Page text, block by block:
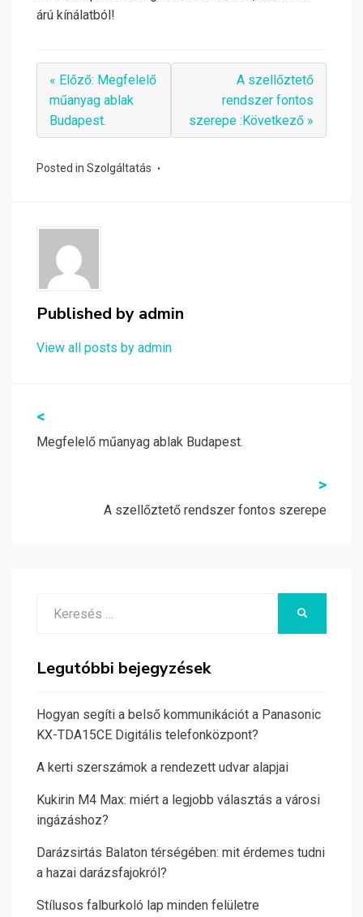
árú kínálatból!
« Előző: Megfelelő
műanyag ablak
Budapest.
A szellőztető
rendszer fontos
szerepe :Következő »
Posted in Szolgáltatás
Published by admin
View all posts by admin
Bejegyzés
navigáció
<
Megfelelő műanyag ablak Budapest.
>
A szellőztető rendszer fontos szerepe
Legutóbbi bejegyzések
Hogyan segíti a belső kommunikációt a Panasonic
KX-TDA15CE Digitális telefonközpont?
A kerti szerszámok a rendezett udvar alapjai
Kukirin M4 Max: miért a legjobb választás a városi
ingázáshoz?
Darázsirtás Balaton térségében: mit érdemes tudni
a hazai darázsfajokról?
Stílusos falburkoló lap minden felületre